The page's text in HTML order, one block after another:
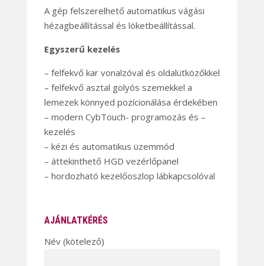
A gép felszerelhető automatikus vágási
hézagbeállítással és löketbeállítással.
Egyszerű kezelés
– felfekvő kar vonalzóval és oldalütközőkkel
– felfekvő asztal golyós szemekkel a
lemezek könnyed pozícionálása érdekében
– modern CybTouch- programozás és –
kezelés
– kézi és automatikus üzemmód
– áttekinthető HGD vezérlőpanel
– hordozható kezelőoszlop lábkapcsolóval
AJÁNLATKÉRÉS
Név (kötelező)